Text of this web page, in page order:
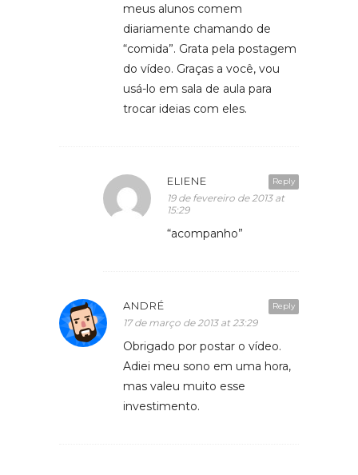
meus alunos comem
diariamente chamando de
“comida”. Grata pela postagem
do vídeo. Graças a você, vou
usá-lo em sala de aula para
trocar ideias com eles.
Reply
ELIENE
19 de fevereiro de 2013 at
15:29
“acompanho”
Reply
ANDRÉ
17 de março de 2013 at 23:29
Obrigado por postar o vídeo.
Adiei meu sono em uma hora,
mas valeu muito esse
investimento.